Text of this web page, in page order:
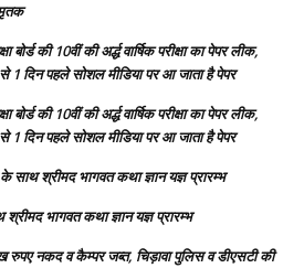
मृतक
बोर्ड की 10वीं की अर्द्ध वार्षिक परीक्षा का पेपर लीक,
से 1 दिन पहले सोशल मीडिया पर आ जाता है पेपर
बोर्ड की 10वीं की अर्द्ध वार्षिक परीक्षा का पेपर लीक,
से 1 दिन पहले सोशल मीडिया पर आ जाता है पेपर
साथ श्रीमद भागवत कथा ज्ञान यज्ञ प्रारम्भ
भागवत कथा ज्ञान यज्ञ प्रारम्भ
रुपए नकद व कैम्पर जब्त, चिड़ावा पुलिस व डीएसटी की